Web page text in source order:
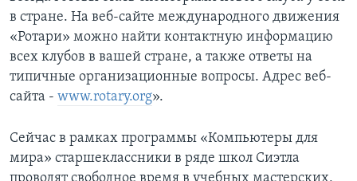
в стране. На веб-сайте международного движения
«Ротари» можно найти контактную информацию
всех клубов в вашей стране, а также ответы на
типичные организационные вопросы. Адрес веб-
сайта - www.rotary.org».
Сейчас в рамках программы «Компьютеры для
мира» старшеклассники в ряде школ Сиэтла